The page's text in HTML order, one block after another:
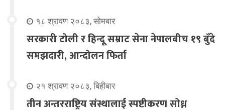
१८ श्रावण २०८३, सोमबार
सरकारी टोली र हिन्दू सम्राट सेना नेपालबीच १९ बुँदे
समझदारी, आन्दोलन फिर्ता
२१ श्रावण २०८३, बिहीबार
तीन अन्तरराष्ट्रिय संस्थालाई स्पष्टीकरण सोध्न